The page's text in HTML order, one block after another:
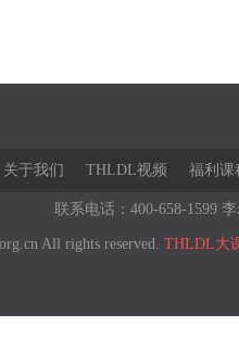
关于我们 THLDL视频 福利课
联系电话：400-658-1599
All rights reserved. THLDL大